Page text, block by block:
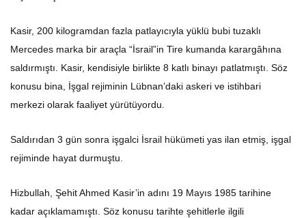
Kasir, 200 kilogramdan fazla patlayıcıyla yüklü bubi tuzaklı
Mercedes marka bir araçla “İsrail”in Tire kumanda karargâhına
saldırmıştı. Kasir, kendisiyle birlikte 8 katlı binayı patlatmıştı. Söz
konusu bina, İşgal rejiminin Lübnan’daki askeri ve istihbari
merkezi olarak faaliyet yürütüyordu.
Saldırıdan 3 gün sonra işgalci İsrail hükümeti yas ilan etmiş, işgal
rejiminde hayat durmuştu.
Hizbullah, Şehit Ahmed Kasir’in adını 19 Mayıs 1985 tarihine
kadar açıklamamıştı. Söz konusu tarihte şehitlerle ilgili